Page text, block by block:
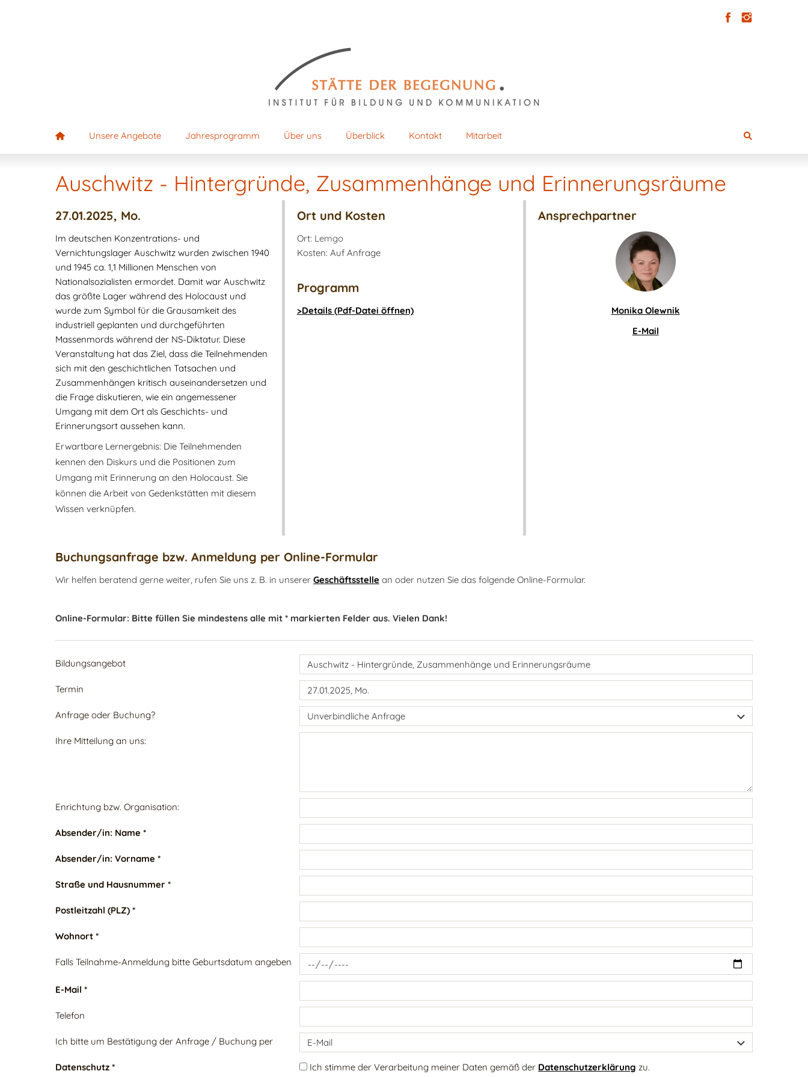
Unsere Angebote Jahresprogramm Über uns Überblick Kontakt Mitarbeit
Auschwitz - Hintergründe, Zusammenhänge und Erinnerungsräume
27.01.2025, Mo.
Im deutschen Konzentrations- und
Vernichtungslager Auschwitz wurden zwischen 1940
und 1945 ca. 1,1 Millionen Menschen von
Nationalsozialisten ermordet. Damit war Auschwitz
das größte Lager während des Holocaust und
wurde zum Symbol für die Grausamkeit des
industriell geplanten und durchgeführten
Massenmords während der NS-Diktatur. Diese
Veranstaltung hat das Ziel, dass die Teilnehmenden
sich mit den geschichtlichen Tatsachen und
Zusammenhängen kritisch auseinandersetzen und
die Frage diskutieren, wie ein angemessener
Umgang mit dem Ort als Geschichts- und
Erinnerungsort aussehen kann.
Erwartbare Lernergebnis: Die Teilnehmenden
kennen den Diskurs und die Positionen zum
Umgang mit Erinnerung an den Holocaust. Sie
können die Arbeit von Gedenkstätten mit diesem
Wissen verknüpfen.
Ort und Kosten
Ort: Lemgo
Kosten: Auf Anfrage
Programm
>Details (Pdf-Datei öffnen)
Ansprechpartner
Monika Olewnik
E-Mail
Buchungsanfrage bzw. Anmeldung per Online-Formular
Wir helfen beratend gerne weiter, rufen Sie uns z. B. in unserer Geschäftsstelle an oder nutzen Sie das folgende Online-Formular.
Online-Formular: Bitte füllen Sie mindestens alle mit * markierten Felder aus. Vielen Dank!
Bildungsangebot
Termin
Anfrage oder Buchung?
Ihre Mitteilung an uns:
Enrichtung bzw. Organisation:
Absender/in: Name *
Absender/in: Vorname *
Straße und Hausnummer *
Postleitzahl (PLZ) *
Wohnort *
Falls Teilnahme-Anmeldung bitte Geburtsdatum angeben
E-Mail *
Telefon
Ich bitte um Bestätigung der Anfrage / Buchung per
Datenschutz * Ich stimme der Verarbeitung meiner Daten gemäß der Datenschutzerklärung zu.